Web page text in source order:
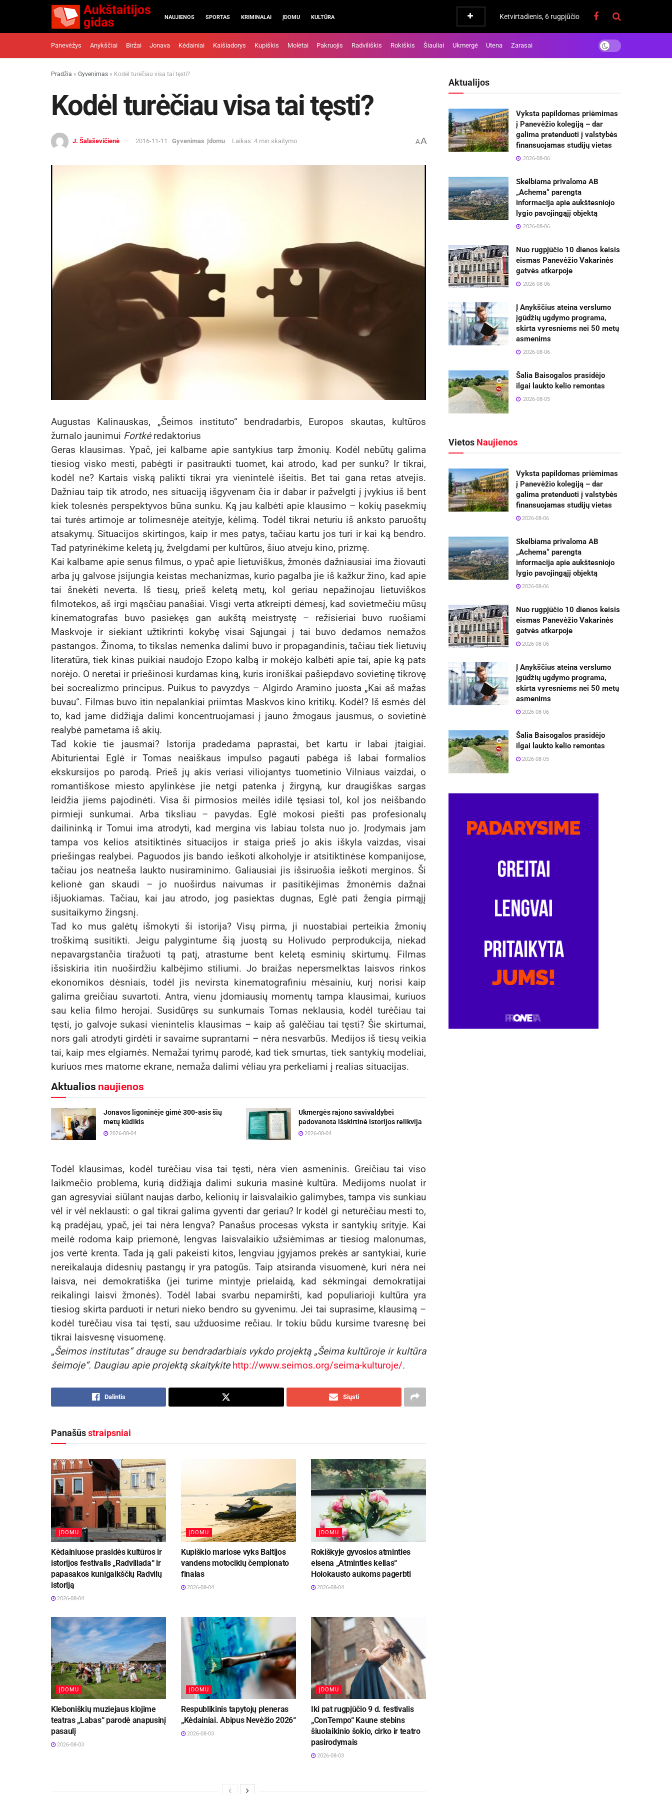
NAUJIENOS SPORTAS KRIMINALAI ĮDOMU KULTŪRA Ketvirtadienis, 6 rugpjūčio
Panevėžys Anykščiai Biržai Jonava Kėdainiai Kaišiadorys Kupiškis Molėtai Pakruojis Radviliškis Rokiškis Šiauliai Ukmergė Utena Zarasai
Pradžia » Gyvenimas » Kodėl turėčiau visa tai tęsti?
Kodėl turėčiau visa tai tęsti?
J. Šalaševičienė 2016-11-11 Gyvenimas Įdomu Laikas: 4 min skaitymo AA
Augustas Kalinauskas, „Šeimos instituto“ bendradarbis, Europos skautas, kultūros
žurnalo jaunimui Fortkėredaktorius
Geras klausimas. Ypač, jei kalbame apie santykius tarp žmonių. Kodėl nebūtų galima
tiesiog visko mesti, pabėgti ir pasitraukti tuomet, kai atrodo, kad per sunku? Ir tikrai,
kodėl ne? Kartais viską palikti tikrai yra vienintelė išeitis. Bet tai gana retas atvejis.
Dažniau taip tik atrodo, nes situaciją išgyvenam čia ir dabar ir pažvelgti į įvykius iš bent
kiek tolesnės perspektyvos būna sunku. Ką jau kalbėti apie klausimo – kokių pasekmių
tai turės artimoje ar tolimesnėje ateityje, kėlimą. Todėl tikrai neturiu iš anksto paruoštų
atsakymų. Situacijos skirtingos, kaip ir mes patys, tačiau kartu jos turi ir kai ką bendro.
Tad patyrinėkime keletą jų, žvelgdami per kultūros, šiuo atveju kino, prizmę.
Kai kalbame apie senus filmus, o ypač apie lietuviškus, žmonės dažniausiai ima žiovauti
arba jų galvose įsijungia keistas mechanizmas, kurio pagalba jie iš kažkur žino, kad apie
tai šnekėti neverta. Iš tiesų, prieš keletą metų, kol geriau nepažinojau lietuviškos
filmotekos, aš irgi mąsčiau panašiai. Visgi verta atkreipti dėmesį, kad sovietmečiu mūsų
kinematografas buvo pasiekęs gan aukštą meistrystę – režisieriai buvo ruošiami
Maskvoje ir siekiant užtikrinti kokybę visai Sąjungai į tai buvo dedamos nemažos
pastangos. Žinoma, to tikslas nemenka dalimi buvo ir propagandinis, tačiau tiek lietuvių
literatūra, tiek kinas puikiai naudojo Ezopo kalbą ir mokėjo kalbėti apie tai, apie ką pats
norėjo. O neretai ir priešinosi kurdamas kiną, kuris ironiškai pašiepdavo sovietinę tikrovę
bei socrealizmo principus. Puikus to pavyzdys – Algirdo Aramino juosta „Kai aš mažas
buvau“. Filmas buvo itin nepalankiai priimtas Maskvos kino kritikų. Kodėl? Iš esmės dėl
to, kad jame didžiąja dalimi koncentruojamasi į jauno žmogaus jausmus, o sovietinė
realybė pametama iš akių.
Tad kokie tie jausmai? Istorija pradedama paprastai, bet kartu ir labai įtaigiai.
Abiturientai Eglė ir Tomas neaiškaus impulso pagauti pabėga iš labai formalios
ekskursijos po parodą. Prieš jų akis veriasi viliojantys tuometinio Vilniaus vaizdai, o
romantiškose miesto apylinkėse jie netgi patenka į žirgyną, kur draugiškas sargas
leidžia jiems pajodinėti. Visa ši pirmosios meilės idilė tęsiasi tol, kol jos neišbando
pirmieji sunkumai. Arba tiksliau – pavydas. Eglė mokosi piešti pas profesionalų
dailininką ir Tomui ima atrodyti, kad mergina vis labiau tolsta nuo jo. Įrodymais jam
tampa vos kelios atsitiktinės situacijos ir staiga prieš jo akis iškyla vaizdas, visai
priešingas realybei. Paguodos jis bando ieškoti alkoholyje ir atsitiktinėse kompanijose,
tačiau jos neatneša laukto nusiraminimo. Galiausiai jis išsiruošia ieškoti merginos. Ši
kelionė gan skaudi – jo nuoširdus naivumas ir pasitikėjimas žmonėmis dažnai
išjuokiamas. Tačiau, kai jau atrodo, jog pasiektas dugnas, Eglė pati žengia pirmąjį
susitaikymo žingsnį.
Tad ko mus galėtų išmokyti ši istorija? Visų pirma, ji nuostabiai perteikia žmonių
troškimą susitikti. Jeigu palygintume šią juostą su Holivudo perprodukcija, niekad
nepavargstančia tiražuoti tą patį, atrastume bent keletą esminių skirtumų. Filmas
išsiskiria itin nuoširdžiu kalbėjimo stiliumi. Jo braižas nepersmelktas laisvos rinkos
ekonomikos dėsniais, todėl jis nevirsta kinematografiniu mėsainiu, kurį norisi kaip
galima greičiau suvartoti. Antra, vienu įdomiausių momentų tampa klausimai, kuriuos
sau kelia filmo herojai. Susidūręs su sunkumais Tomas neklausia, kodėl turėčiau tai
tęsti, jo galvoje sukasi vienintelis klausimas – kaip aš galėčiau tai tęsti? Šie skirtumai,
nors gali atrodyti girdėti ir savaime suprantami – nėra nesvarbūs. Medijos iš tiesų veikia
tai, kaip mes elgiamės. Nemažai tyrimų parodė, kad tiek smurtas, tiek santykių modeliai,
kuriuos mes matome ekrane, nemaža dalimi vėliau yra perkeliami į realias situacijas.
Aktualios naujienos
Jonavos ligoninėje gimė 300-asis šių
metų kūdikis
2026-08-04
Ukmergės rajono savivaldybei
padovanota išskirtinė istorijos relikvija
2026-08-04
Todėl klausimas, kodėl turėčiau visa tai tęsti, nėra vien asmeninis. Greičiau tai viso
laikmečio problema, kurią didžiąja dalimi sukuria masinė kultūra. Medijoms nuolat ir
gan agresyviai siūlant naujas darbo, kelionių ir laisvalaikio galimybes, tampa vis sunkiau
vėl ir vėl neklausti: o gal tikrai galima gyventi dar geriau? Ir kodėl gi neturėčiau mesti to,
ką pradėjau, ypač, jei tai nėra lengva? Panašus procesas vyksta ir santykių srityje. Kai
meilė rodoma kaip priemonė, lengvas laisvalaikio užsiėmimas ar tiesiog malonumas,
jos vertė krenta. Tada ją gali pakeisti kitos, lengviau įgyjamos prekės ar santykiai, kurie
nereikalauja didesnių pastangų ir yra patogūs. Taip atsiranda visuomenė, kuri nėra nei
laisva, nei demokratiška (jei turime mintyje prielaidą, kad sėkmingai demokratijai
reikalingi laisvi žmonės). Todėl labai svarbu nepamiršti, kad populiarioji kultūra yra
tiesiog skirta parduoti ir neturi nieko bendro su gyvenimu. Jei tai suprasime, klausimą –
kodėl turėčiau visa tai tęsti, sau užduosime rečiau. Ir tokiu būdu kursime tvaresnę bei
tikrai laisvesnę visuomenę.
„Šeimos institutas“ drauge su bendradarbiais vykdo projektą „Šeima kultūroje ir kultūra
šeimoje“. Daugiau apie projektą skaitykite http://www.seimos.org/seima-kulturoje/.
Dalintis Siųsti
Panašūsstraipsniai
ĮDOMU
Kėdainiuose prasidės kultūros ir
istorijos festivalis „Radviliada“ ir
papasakos kunigaikščių Radvilų
istoriją
2026-08-04
ĮDOMU
Kupiškio mariose vyks Baltijos
vandens motociklų čempionato
finalas
2026-08-04
ĮDOMU
Rokiškyje gyvosios atminties
eisena „Atminties kelias“
Holokausto aukoms pagerbti
2026-08-04
ĮDOMU
Kleboniškių muziejaus klojime
teatras „Labas“ parodė anapusinį
pasaulį
2026-08-03
ĮDOMU
Respublikinis tapytojų pleneras
„Kėdainiai. Abipus Nevėžio 2026“
2026-08-03
ĮDOMU
Iki pat rugpjūčio 9 d. festivalis
„ConTempo“ Kaune stebins
šiuolaikinio šokio, cirko ir teatro
pasirodymais
2026-08-03
Aktualijos
Vyksta papildomas priėmimas
į Panevėžio kolegiją – dar
galima pretenduoti į valstybės
finansuojamas studijų vietas
2026-08-06
Skelbiama privaloma AB
„Achema“ parengta
informacija apie aukštesniojo
lygio pavojingąjį objektą
2026-08-06
Nuo rugpjūčio 10 dienos keisis
eismas Panevėžio Vakarinės
gatvės atkarpoje
2026-08-06
Į Anykščius ateina verslumo
įgūdžių ugdymo programa,
skirta vyresniems nei 50 metų
asmenims
2026-08-06
Šalia Baisogalos prasidėjo
ilgai laukto kelio remontas
2026-08-05
Vietos Naujienos
Vyksta papildomas priėmimas
į Panevėžio kolegiją – dar
galima pretenduoti į valstybės
finansuojamas studijų vietas
2026-08-06
Skelbiama privaloma AB
„Achema“ parengta
informacija apie aukštesniojo
lygio pavojingąjį objektą
2026-08-06
Nuo rugpjūčio 10 dienos keisis
eismas Panevėžio Vakarinės
gatvės atkarpoje
2026-08-06
Į Anykščius ateina verslumo
įgūdžių ugdymo programa,
skirta vyresniems nei 50 metų
asmenims
2026-08-06
Šalia Baisogalos prasidėjo
ilgai laukto kelio remontas
2026-08-05